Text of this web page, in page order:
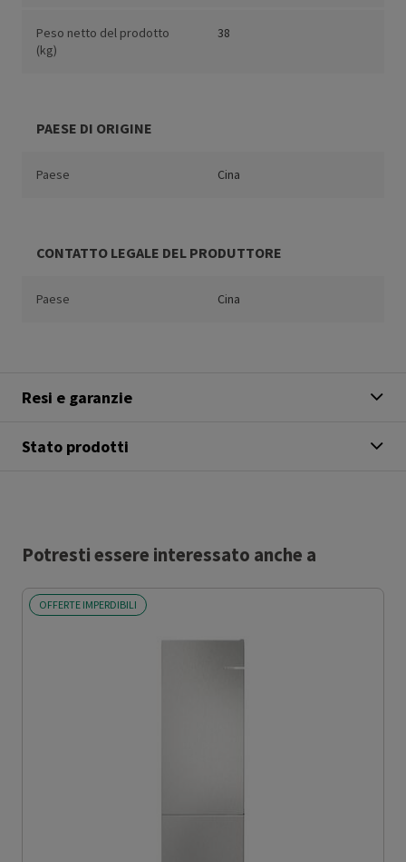
Peso netto del prodotto
(kg)
38
PAESE DI ORIGINE
Paese Cina
CONTATTO LEGALE DEL PRODUTTORE
Paese Cina
Resi e garanzie
Stato prodotti
Potresti essere interessato anche a
OFFERTE IMPERDIBILI